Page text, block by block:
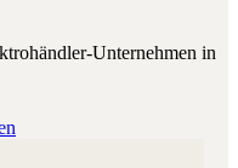
-Unternehmen in